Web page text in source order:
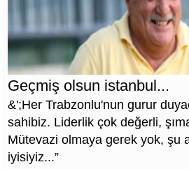
Geçmiş olsun istanbul...
&';Her Trabzonlu'nun gurur
sahibiz. Liderlik çok değerli,
Mütevazi olmaya gerek yok, şu
iyisiyiz...”